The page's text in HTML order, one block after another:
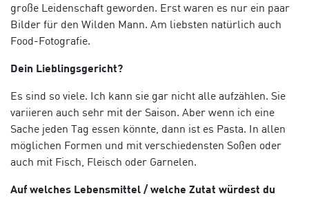
große Leidenschaft geworden. Erst waren es nur ein paar
Bilder für den Wilden Mann. Am liebsten natürlich auch
Food-Fotografie.
Dein Lieblingsgericht?
Es sind so viele. Ich kann sie gar nicht alle aufzählen. Sie
variieren auch sehr mit der Saison. Aber wenn ich eine
Sache jeden Tag essen könnte, dann ist es Pasta. In allen
möglichen Formen und mit verschiedensten Soßen oder
auch mit Fisch, Fleisch oder Garnelen.
Auf welches Lebensmittel / welche Zutat würdest du